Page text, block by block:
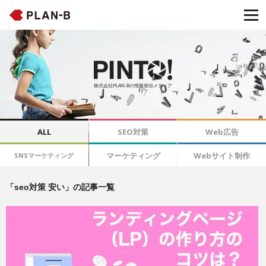
株式会社PLAN-Bの情報発信メディア
ALL SEO対策 Web広告
SNSマーケティング マーケティング Webサイト制作
「seo対策 安い」の記事一覧